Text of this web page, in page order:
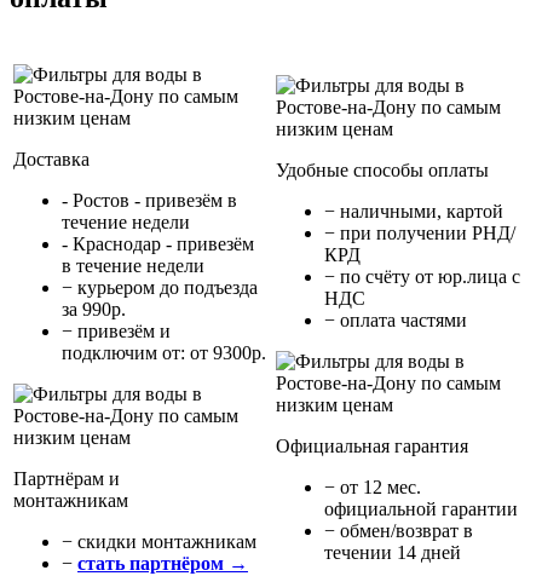
Доставка
- Ростов - привезём в
течение недели
- Краснодар - привезём
в течение недели
− курьером до подъезда
за 990р.
− привезём и
подключим от: от 9300р.
Партнёрам и
монтажникам
− cкидки монтажникам
− стать партнёром →
Удобные способы оплаты
− наличными, картой
− при получении РНД/
КРД
− по счёту от юр.лица с
НДС
− оплата частями
Официальная гарантия
− от 12 мес.
официальной гарантии
− обмен/возврат в
течении 14 дней